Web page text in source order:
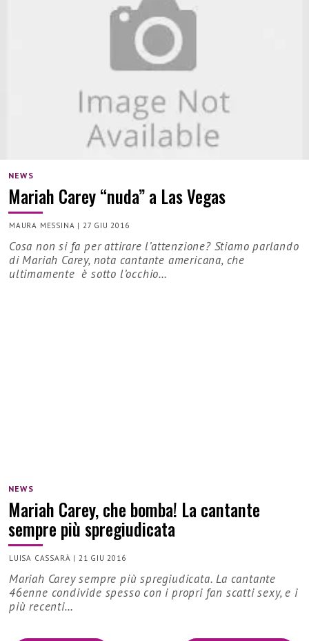
NEWS
Mariah Carey “nuda” a Las Vegas
MAURA MESSINA | 27 GIU 2016
Cosa non si fa per attirare l’attenzione? Stiamo parlando
di Mariah Carey, nota cantante americana, che
ultimamente è sotto l’occhio…
NEWS
Mariah Carey, che bomba! La cantante
sempre più spregiudicata
LUISA CASSARÀ | 21 GIU 2016
Mariah Carey sempre più spregiudicata. La cantante
46enne condivide spesso con i propri fan scatti sexy, e i
più recenti…